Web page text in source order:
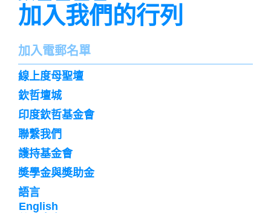
加入我們的行列
名
字
加入電郵名單
訌
閱
線上度母聖壇
欽哲壇城
印度欽哲基金會
聯繫我們
護持基金會
奬學金與奬助金
語言
English